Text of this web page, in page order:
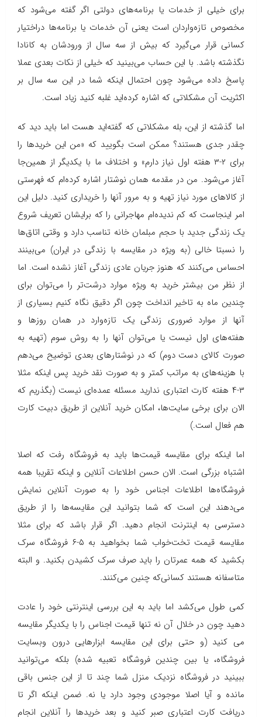
برای خیلی از خدمات یا برنامه‌های دولتی اگر گفته می‌شود که
مخصوص تازه‌واردان است یعنی آن خدمات یا برنامه‌ها دراختیار
کسانی‌ قرار می‌گیرد که بیش از سه سال از ورودشان به کانادا
نگذشته باشد. با این حساب می‌بینید که خیلی از نکات بعدی عملا
پاسخ داده می‌شود چون احتمال اینکه شما در این سه سال بر
اکثریت آن مشکلاتی که اشاره کرده‌اید غلبه کنید زیاد است.
اما گذشته از این، بله مشکلاتی که گفته‌اید هست اما باید دید که
چقدر جدی هستند؟ ممکن است بگویید که «من این خریدها را
برای ۲-۳ هفته اول نیاز دارم» و اختلاف ما با یکدیگر از همین‌جا
آغاز می‌شود. من در مقدمه همان نوشتار اشاره کرده‌ام که فهرستی
از کالاهای مورد نیاز تهیه و به مرور آنها را خریداری کنید. دلیل این
امر اینجاست که کم ندیده‌ام مهاجرانی را که برایشان تعریف شروع
یک زندگی جدید با حجم مبلمان خانه تناسب دارد و وقتی اتاق‌ها
را نسبتا خالی (به ویژه در مقایسه با زندگی در ایران) می‌بینند
احساس می‌کنند که هنوز جریان عادی زندگی آغاز نشده است. اما
از نظر من بیشتر خرید به ویژه موارد درشت‌تر را می‌توان برای
چندین ماه به تاخیر انداخت چون اگر دقیق نگاه کنیم بسیاری از
آنها از موارد ضروری زندگی یک تازه‌وارد در همان روزها و
هفته‌های اول نیست یا می‌توان آنها را به روش سوم (تهیه به
صورت کالای دست دوم) که در نوشتارهای بعدی توضیح می‌دهم
با هزینه‌های به مراتب کمتر و به صورت نقد خرید پس اینکه مثلا
۳-۴ هفته کارت اعتباری ندارید مسئله عمده‌ای نیست (بگذریم که
الان برای برخی سایت‌ها، امکان خرید آنلاین از طریق دبیت کارت
هم فعال است.)
اما اینکه برای مقایسه قیمت‌ها باید به فروشگاه رفت که اصلا
اشتباه بزرگی است. الان حسن اطلاعات آنلاین و اینکه تقریبا همه
فروشگاه‌ها اطلاعات اجناس خود را به صورت آنلاین نمایش
می‌دهند این است که شما بتوانید این مقایسه‌ها را از طریق
دسترسی به اینترنت انجام دهید. اگر قرار باشد که برای مثلا
مقایسه قیمت تخت‌خواب شما بخواهید به ۵-۶ فروشگاه سرک
بکشید که همه عمرتان را باید صرف سرک کشیدن بکنید. و البته
متاسفانه هستند کسانی‌که چنین می‌کنند.
کمی طول می‌کشد اما باید به این بررسی اینترنتی خود را عادت
دهید چون در خلال آن نه تنها قیمت اجناس را با یکدیگر مقایسه
می کنید (و حتی برای این مقایسه ابزارهایی درون وبسایت
فروشگاه، یا بین چندین فروشگاه تعبیه شده) بلکه می‌توانید
ببینید در فروشگاه نزدیک منزل شما چند تا از این جنس باقی
مانده و آیا اصلا موجودی وجود دارد یا نه. ضمن اینکه اگر تا
دریافت کارت اعتباری صبر کنید و بعد خریدها را آنلاین انجام